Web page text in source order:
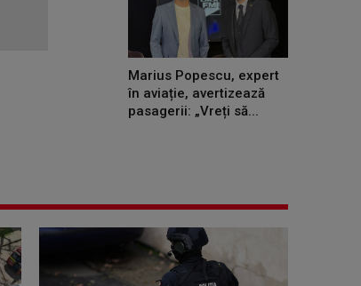
Marius Popescu, expert
în aviație, avertizează
pasagerii: „Vreți să...